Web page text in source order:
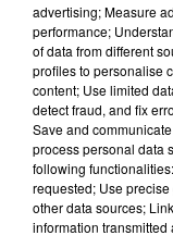
TEMPER CITY
Self Aware
Cet élément
dépôt de
advertising; Measure
performance;
of data from different
profiles to personalise
content; Use limited
detect fraud, and fix
Save and
process personal data
following
requested; Use
other data sources;
information transmitted